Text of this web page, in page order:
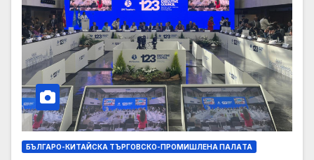
БЪЛГАРО-КИТАЙСКА ТЪРГОВСКО-ПРОМИШЛЕНА ПАЛAТА